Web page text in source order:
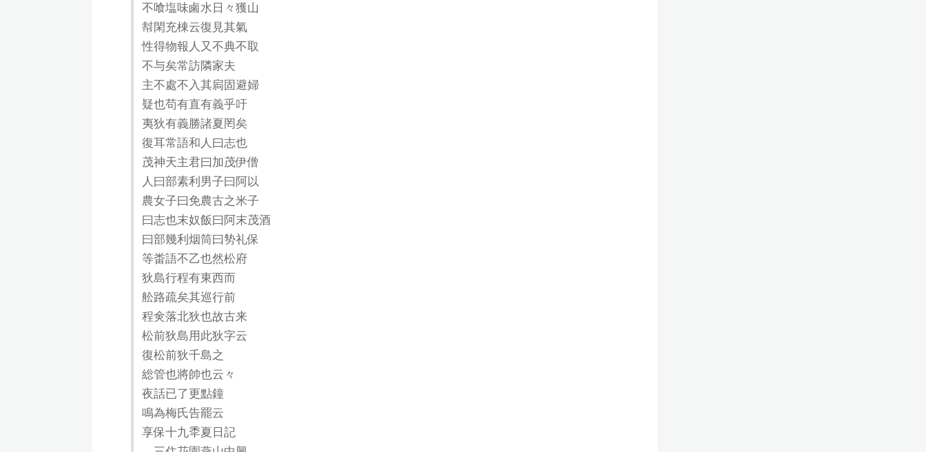
不喰塩味鹵水日々獲山
幇閑充棟云復見其氣
性得物報人又不典不取
不与矣常訪隣家夫
主不處不入其扄固避婦
疑也苟有直有義乎吁
夷狄有義勝諸夏罔矣
復耳常語和人曰志也
茂神天主君曰加茂伊僧
人曰部素利男子曰阿以
農女子曰免農古之米子
曰志也末奴飯曰阿末茂酒
曰部幾利烟筒曰㔟礼保
等畨語不乙也然松府
狄島行程有東西而
舩路疏矣其巡行前
程㑒落北狄也故古来
松前狄島用此狄字云
復松前狄千島之
総管也將帥也云々
夜話已了更點鐘
鳴為梅氏告罷云
享保十九秊夏日記